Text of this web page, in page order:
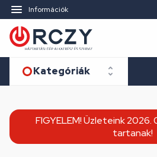
Információk
Kategóriák
FIGYELEM! Üzleteink
tartanak!